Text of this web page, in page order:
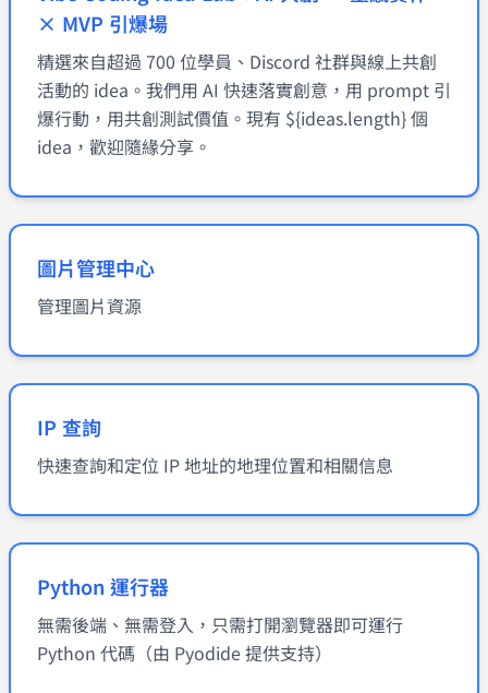
× MVP 引爆場
精選來自超過 700 位學員、Discord 社群與線上共創
活動的 idea。我們用 AI 快速落實創意，用 prompt 引
爆行動，用共創測試價值。現有 ${ideas.length} 個
idea，歡迎隨緣分享。
圖片管理中心
管理圖片資源
IP 查詢
快速查詢和定位 IP 地址的地理位置和相關信息
Python 運行器
無需後端、無需登入，只需打開瀏覽器即可運行
Python 代碼（由 Pyodide 提供支持）